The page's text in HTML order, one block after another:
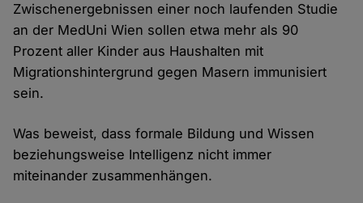
Zwischenergebnissen einer noch laufenden Studie
an der MedUni Wien sollen etwa mehr als 90
Prozent aller Kinder aus Haushalten mit
Migrationshintergrund gegen Masern immunisiert
sein.
Was beweist, dass formale Bildung und Wissen
beziehungsweise Intelligenz nicht immer
miteinander zusammenhängen.